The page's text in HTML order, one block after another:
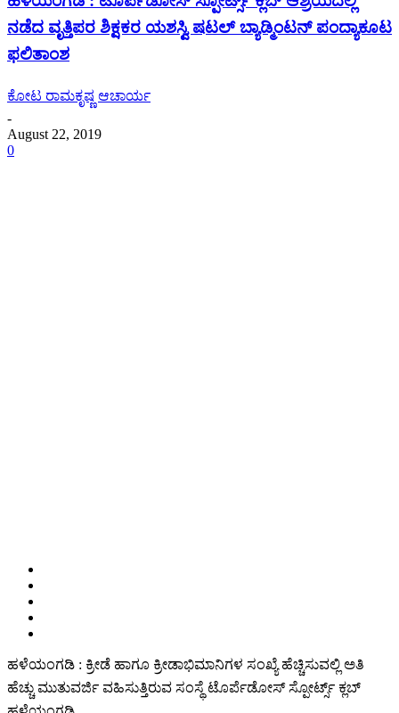
ನಡೆದ ವೃತ್ತಿಪರ ಶಿಕ್ಷಕರ ಯಶಸ್ವಿ‌ ಷಟಲ್ ಬ್ಯಾಡ್ಮಿಂಟನ್ ಪಂದ್ಯಾಕೂಟ
ಫಲಿತಾಂಶ
ಕೋಟ ರಾಮಕೃಷ್ಣ ಆಚಾರ್ಯ
-
August 22, 2019
0
ಹಳೆಯಂಗಡಿ : ಕ್ರೀಡೆ ಹಾಗೂ ಕ್ರೀಡಾಭಿಮಾನಿಗಳ ಸಂಖ್ಯೆ ಹೆಚ್ಚಿಸುವಲ್ಲಿ ಅತಿ
ಹೆಚ್ಚು ಮುತುವರ್ಜಿ ವಹಿಸುತ್ತಿರುವ ಸಂಸ್ಥೆ ಟೊರ್ಪೆಡೋಸ್ ಸ್ಪೋರ್ಟ್ಸ್ ಕ್ಲಬ್